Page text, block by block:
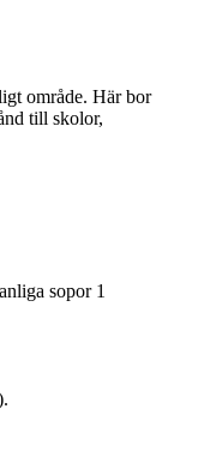
område. Här bor
till skolor,
sopor 1